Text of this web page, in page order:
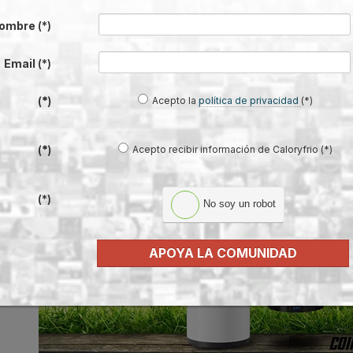
OASIS de Cointra para agua
de
de
260
(*)
Email (*)
(*) Acepto lapolítica de privacidad (*)
(*) Acepto recibir información de Caloryfrio (*)
(*) No soy un robot
APOYA LA COMUNIDAD